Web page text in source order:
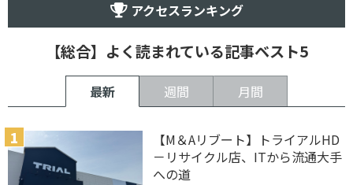
アクセスランキング
【総合】よく読まれている記事ベスト5
最新 週間 月間
【M＆Aリブート】トライアルHD
－リサイクル店、ITから流通大手
への道